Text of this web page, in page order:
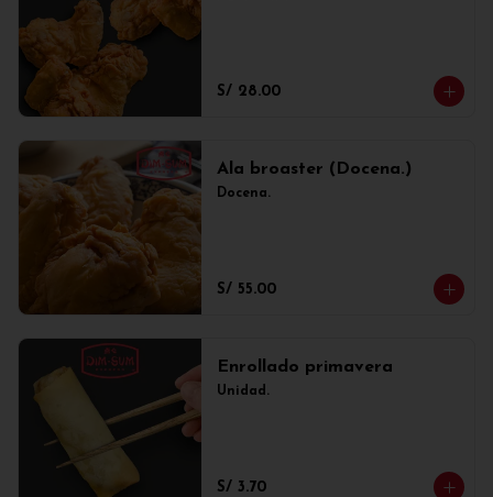
S/ 28.00
Ala broaster (Docena.)
Docena.
S/ 55.00
Enrollado primavera
Unidad.
S/ 3.70